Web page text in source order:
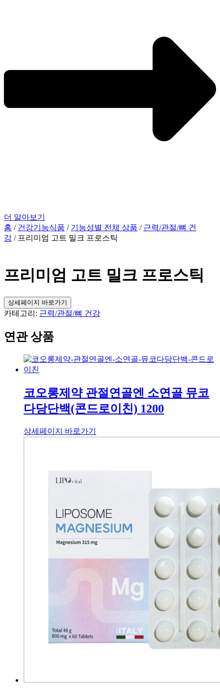
더 알아보기
홈 / 건강기능식품 / 기능성별 전체 상품 / 근력/관절/뼈 건
강 / 프리미엄 고트 밀크 프로스틱
프리미엄 고트 밀크 프로스틱
상세페이지 바로가기
카테고리: 근력/관절/뼈 건강
연관 상품
코오롱제약 관절연골엔 소연골 뮤코
다당단백(콘드로이친) 1200
상세페이지 바로가기